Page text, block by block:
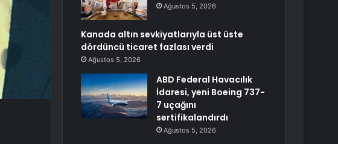
Ağustos 5, 2026
Kanada altın sevkiyatlarıyla üst üste
dördüncü ticaret fazlası verdi
Ağustos 5, 2026
ABD Federal Havacılık
İdaresi, yeni Boeing 737-
7 uçağını
sertifikalandırdı
Ağustos 5, 2026